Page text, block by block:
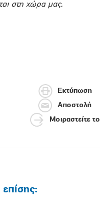
στη χώρα μας.
Εκτύπωση
Αποστολή
Μοιραστείτε το